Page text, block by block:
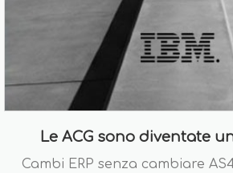
Le ACG sono diventate
Cambi ERP senza cambiare